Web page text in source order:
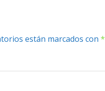
están marcados con*